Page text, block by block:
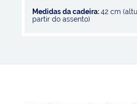
Medidas da cadeira:42 cm
partir do assento)